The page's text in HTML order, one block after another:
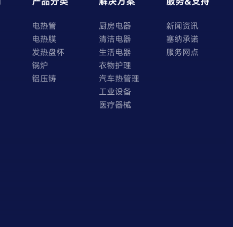
电热管
电热膜
发热盘杯
锅炉
铝压铸
厨房电器
清洁电器
生活电器
衣物护理
汽车热管理
工业设备
医疗器械
新闻资讯
塞纳承诺
服务网点